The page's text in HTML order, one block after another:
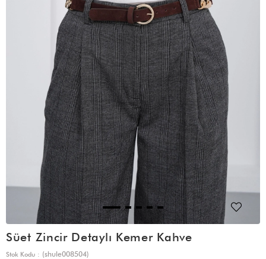
Süet Zincir Detaylı Kemer Kahve
Stok Kodu
(shule008504)